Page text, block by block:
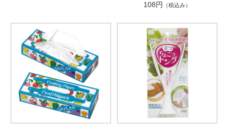
108円
（税込み）